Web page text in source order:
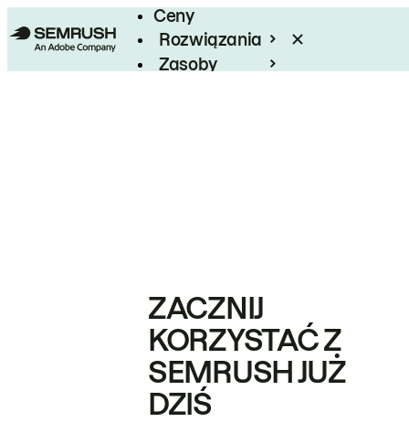
Ceny
Rozwiązania
Zasoby
ZACZNIJ
KORZYSTAĆ Z
SEMRUSH JUŻ
DZIŚ